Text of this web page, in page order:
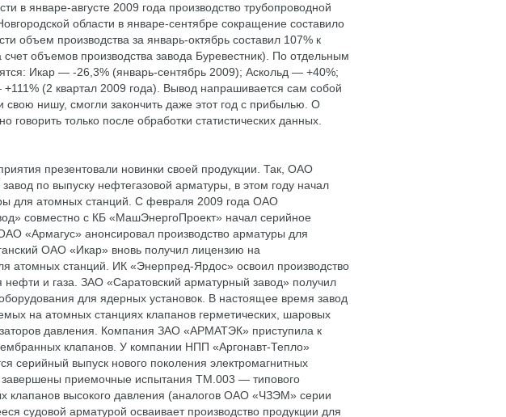
в январе-августе 2009 года производство трубопроводной
области в январе-сентябре сокращение составило
объем производства за январь-октябрь составил 107% к
объемов производства завода Буревестник). По отдельным
Икар — -26,3% (январь-сентябрь 2009); Аскольд — +40%;
(2 квартал 2009 года). Вывод напрашивается сам собой
нишу, смогли закончить даже этот год с прибылью. О
говорить только после обработки статистических данных.
презентовали новинки своей продукции. Так, ОАО
по выпуску нефтегазовой арматуры, в этом году начал
для атомных станций. С февраля 2009 года ОАО
совместно с КБ «МашЭнергоПроект» начал серийное
«Армагус» анонсировал производство арматуры для
ОАО «Икар» вновь получил лицензию на
атомных станций. ИК «Энерпред-Ярдос» освоил производство
и газа. ЗАО «Саратовский арматурный завод» получил
для ядерных установок. В настоящее время завод
на атомных станциях клапанов герметических, шаровых
давления. Компания ЗАО «АРМАТЭК» приступила к
клапанов. У компании НПП «Аргонавт-Тепло»
серийный выпуск нового поколения электромагнитных
приемочные испытания ТМ.003 — типового
клапанов высокого давления (аналогов ОАО «ЧЗЭМ» серии
судовой арматурой осваивает производство продукции для